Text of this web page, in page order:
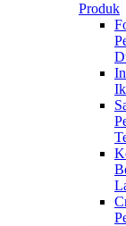
Produk